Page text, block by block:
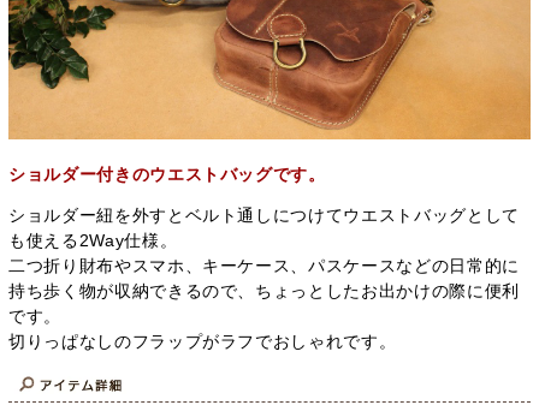
ショルダー付きのウエストバッグです。
ショルダー紐を外すとベルト通しにつけてウエストバッグとして
も使える2Way仕様。
二つ折り財布やスマホ、キーケース、パスケースなどの日常的に
持ち歩く物が収納できるので、ちょっとしたお出かけの際に便利
です。
切りっぱなしのフラップがラフでおしゃれです。